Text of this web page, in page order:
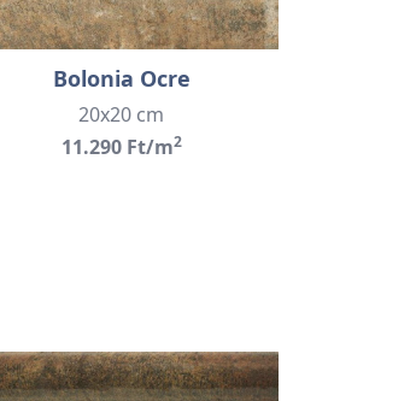
Bolonia Ocre
20x20 cm
11.290 Ft/m2